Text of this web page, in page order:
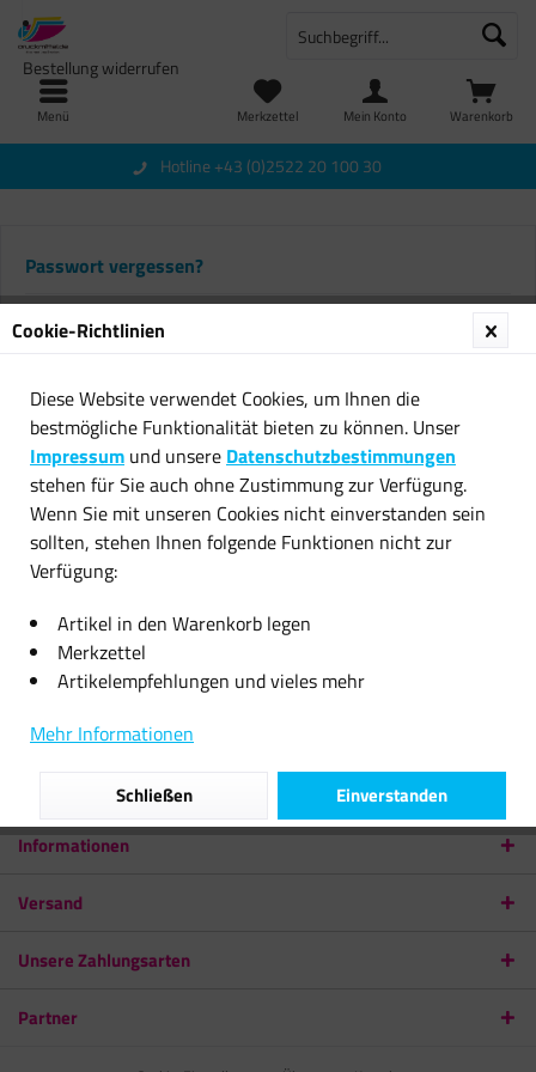
Menü Warenkorb
Merkzettel
Bestellung widerrufen
Mein Konto
Hotline +43 (0)2522 20 100 30
Passwort vergessen?
Wir senden Ihnen eine Bestätigungs-E-Mail. Klicken Sie auf
den darin enthaltenen Link, um Ihr Passwort zu ändern.
Zurück
Newsletter
Service Hotline
Shop Service
Informationen
Versand
Unsere Zahlungsarten
Partner
Cookie-Richtlinien
Diese Website verwendet Cookies, um Ihnen die
bestmögliche Funktionalität bieten zu können. Unser
Impressum und unsere Datenschutzbestimmungen
stehen für Sie auch ohne Zustimmung zur Verfügung.
Wenn Sie mit unseren Cookies nicht einverstanden sein
sollten, stehen Ihnen folgende Funktionen nicht zur
Verfügung:
Artikel in den Warenkorb legen
Merkzettel
Artikelempfehlungen und vieles mehr
Mehr Informationen
Einverstanden
Schließen